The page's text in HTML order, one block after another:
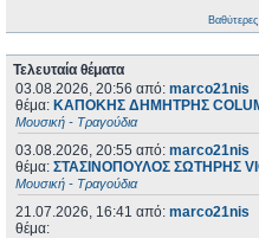
Τελευταία θέματα
03.08.2026, 20:56 από: marco21nis
θέμα: ΚΑΠΟΚΗΣ ΔΗΜΗΤΡΗΣ
Μουσική - Τραγούδια
03.08.2026, 20:55 από: marco21nis
θέμα: ΣΤΑΣΙΝΟΠΟΥΛΟΣ ΣΩΤΗΡΗΣ
Μουσική - Τραγούδια
21.07.2026, 16:41 από: marco21nis
θέμα: